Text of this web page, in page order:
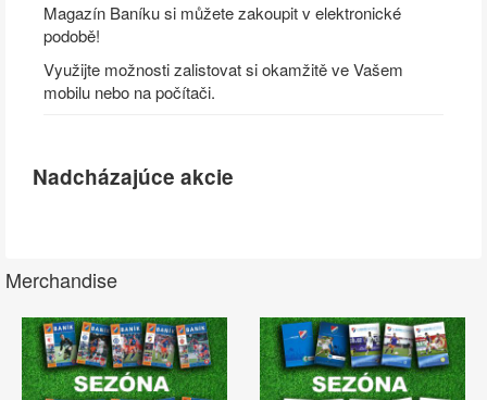
Magazín Baníku si můžete zakoupit v elektronické
podobě!
Využijte možnosti zalistovat si okamžitě ve Vašem
mobilu nebo na počítači.
Nadcházajúce akcie
Merchandise